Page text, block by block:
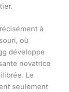
à
où
développe
novatrice
Le
seulement